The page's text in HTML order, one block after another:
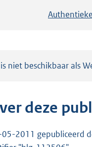
niet beschikbaar als
deze
2011 gepubliceerd